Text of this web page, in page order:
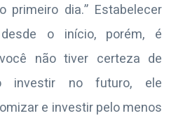
primeiro dia.” Estabelecer
o início, porém, é
não tiver certeza de
investir no futuro, ele
e investir pelo menos